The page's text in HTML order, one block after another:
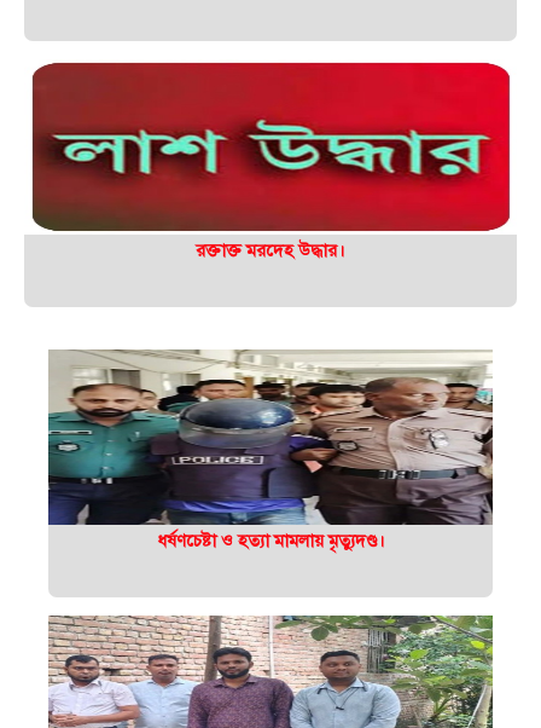
রক্তাক্ত মরদেহ উদ্ধার।
ধর্ষণচেষ্টা ও হত্যা মামলায় মৃত্যুদণ্ড।